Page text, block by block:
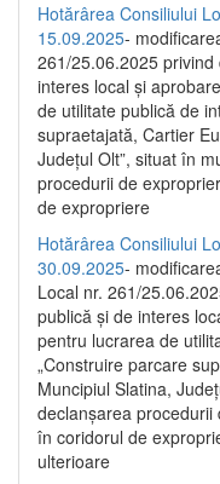
Hotărârea Consiliului
15.09.2025-
261/25.06.2025
interes local și
de utilitate publică de
supraetajată, Cartier
Județul Olt”, situat în
procedurii de
de expropriere
Hotărârea Consiliului
30.09.2025-
Local nr. 261/
publică şi de interes
pentru lucrarea de
„Construire parcare
Muncipiul Slatina,
declanşarea
în coridorul de
ulterioare